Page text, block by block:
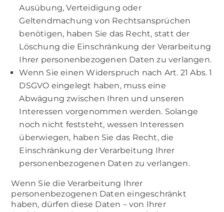
Ausübung, Verteidigung oder
Geltendmachung von Rechtsansprüchen
benötigen, haben Sie das Recht, statt der
Löschung die Einschränkung der Verarbeitung
Ihrer personenbezogenen Daten zu verlangen.
Wenn Sie einen Widerspruch nach Art. 21 Abs. 1
DSGVO eingelegt haben, muss eine
Abwägung zwischen Ihren und unseren
Interessen vorgenommen werden. Solange
noch nicht feststeht, wessen Interessen
überwiegen, haben Sie das Recht, die
Einschränkung der Verarbeitung Ihrer
personenbezogenen Daten zu verlangen.
Wenn Sie die Verarbeitung Ihrer
personenbezogenen Daten eingeschränkt
haben, dürfen diese Daten – von Ihrer